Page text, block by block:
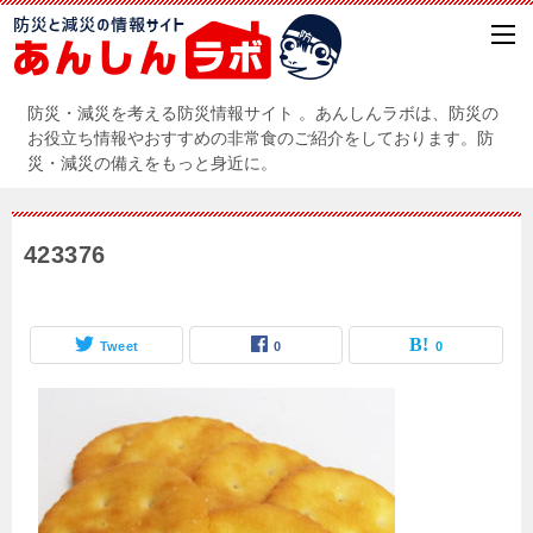
防災・減災を考える防災情報サイト 。あんしんラボは、防災の
お役立ち情報やおすすめの非常食のご紹介をしております。防
災・減災の備えをもっと身近に。
423376
Tweet 0 0